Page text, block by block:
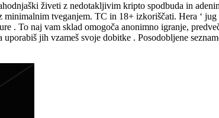
živeti z nedotakljivim kripto spodbuda in
tveganjem. TC in 18+ izkoriščati. Hera ‘
. To naj vam sklad omogoča anonimno igranje,
jih vzameš svoje dobitke . Posodobljene